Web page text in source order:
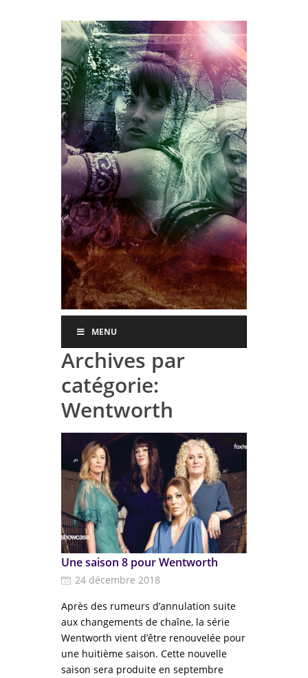
MENU
Archives par
catégorie:
Wentworth
Une saison 8 pour Wentworth
24 décembre 2018
Après des rumeurs d’annulation suite
aux changements de chaîne, la série
Wentworth vient d’être renouvelée pour
une huitième saison. Cette nouvelle
saison sera produite en septembre